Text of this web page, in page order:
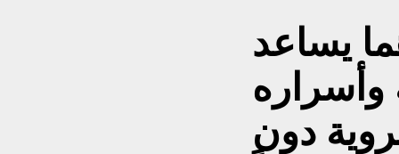
يساعد
وأسراره
دون